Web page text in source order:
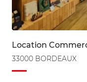
Location
33000 BORDEAUX